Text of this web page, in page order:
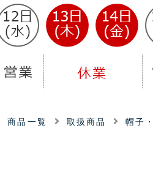
商品一覧 取扱商品 帽子